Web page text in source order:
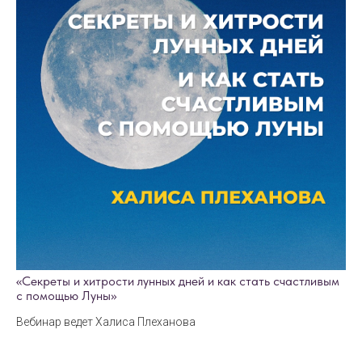
«Секреты и хитрости лунных дней и как стать счастливым
с помощью Луны»
Вебинар ведет Халиса Плеханова